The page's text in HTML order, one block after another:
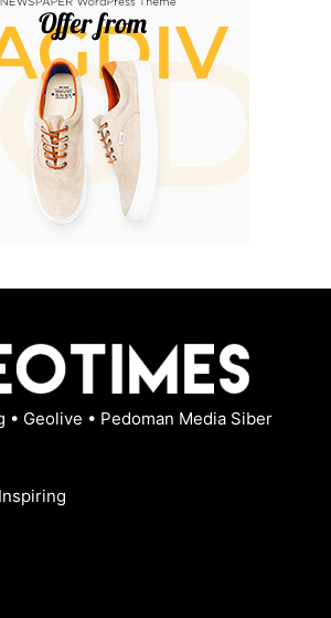
• Geolive • Pedoman Media Siber